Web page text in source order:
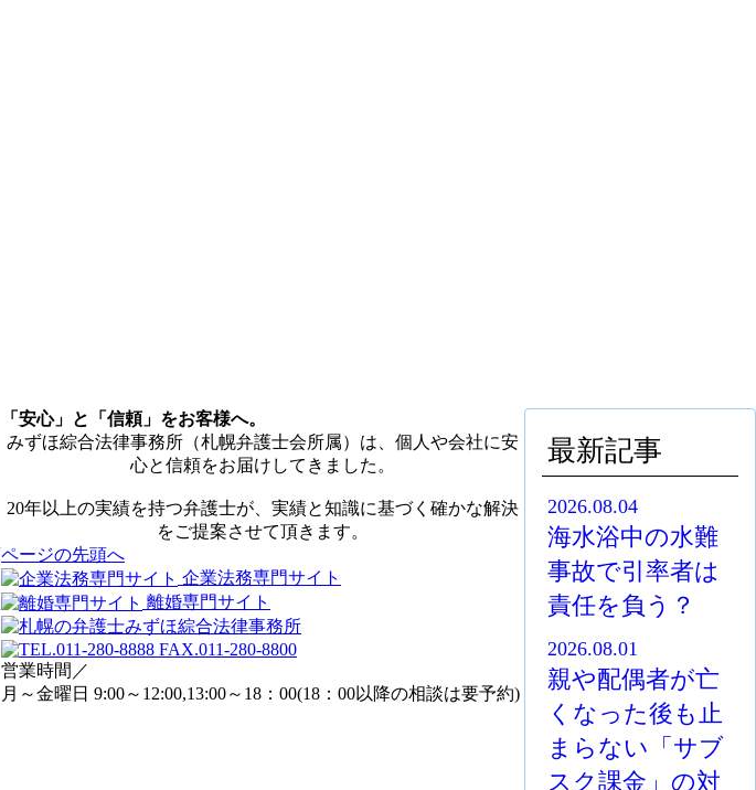
最新記事
2026.08.04
海水浴中の水難
事故で引率者は
責任を負う？
2026.08.01
親や配偶者が亡
くなった後も止
まらない「サブ
スク課金」の対
「安心」と「信頼」をお客様へ。
みずほ綜合法律事務所（札幌弁護士会所属）は、個人や会社に安
心と信頼をお届けしてきました。
20年以上の実績を持つ弁護士が、実績と知識に基づく確かな解決
をご提案させて頂きます。
ページの先頭へ
企業法務専門サイト
離婚専門サイト
営業時間／
月～金曜日 9:00～12:00,13:00～18：00(18：00以降の相談は要予約)